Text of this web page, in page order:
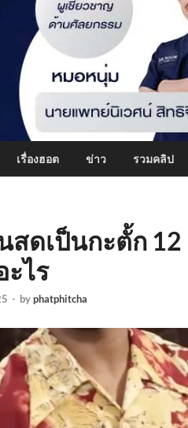
เรื่องฮอต ข่าว รวมคลิป
สดเป็นกะตั้ก
ไร
- byphatphitcha